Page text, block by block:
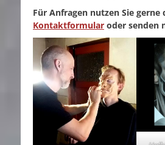
Für Anfragen nutzen Sie gerne
Kontaktformular oder senden